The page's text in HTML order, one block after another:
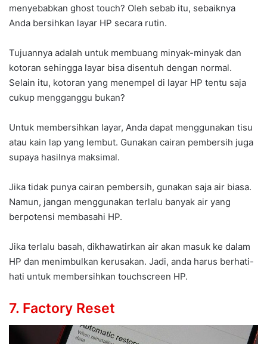
menyebabkan ghost touch? Oleh sebab itu, sebaiknya
Anda bersihkan layar HP secara rutin.
Tujuannya adalah untuk membuang minyak-minyak dan
kotoran sehingga layar bisa disentuh dengan normal.
Selain itu, kotoran yang menempel di layar HP tentu saja
cukup mengganggu bukan?
Untuk membersihkan layar, Anda dapat menggunakan tisu
atau kain lap yang lembut. Gunakan cairan pembersih juga
supaya hasilnya maksimal.
Jika tidak punya cairan pembersih, gunakan saja air biasa.
Namun, jangan menggunakan terlalu banyak air yang
berpotensi membasahi HP.
Jika terlalu basah, dikhawatirkan air akan masuk ke dalam
HP dan menimbulkan kerusakan. Jadi, anda harus berhati-
hati untuk membersihkan touchscreen HP.
7. Factory Reset